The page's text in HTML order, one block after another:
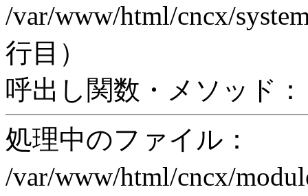
/var/www/html/cncx/
行目）
呼出し関数・メソッド：
処理中のファイル：
/var/www/html/cncx/